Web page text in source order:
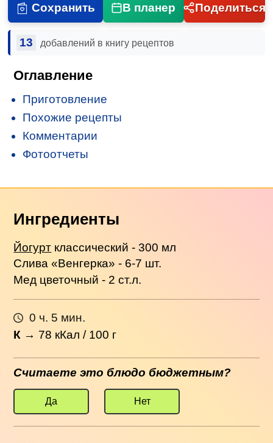
Сохранить В планер Поделиться
13 добавлений в книгу рецептов
Оглавление
Приготовление
Похожие рецепты
Комментарии
Фотоотчеты
Ингредиенты
Йогурт классический - 300 мл
Слива «Венгерка» - 6-7 шт.
Мед цветочный - 2 ст.л.
0 ч. 5 мин.
К → 78 кКал / 100 г
Считаете это блюдо бюджетным?
Да Нет